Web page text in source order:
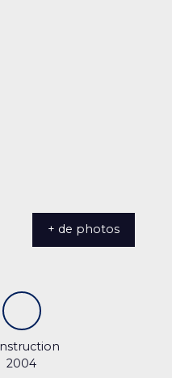
+ de photos
2004